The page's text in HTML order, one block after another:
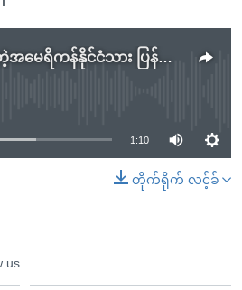
ဗင်နီဇွဲလားမှာဖမ်းခံရတဲ့အမေရိကန်နိုင်ငံသား ပြန်လည်လွတ်မြောက်
currently available
1:10
တိုက်ရိုက် လင့်ခ်
us